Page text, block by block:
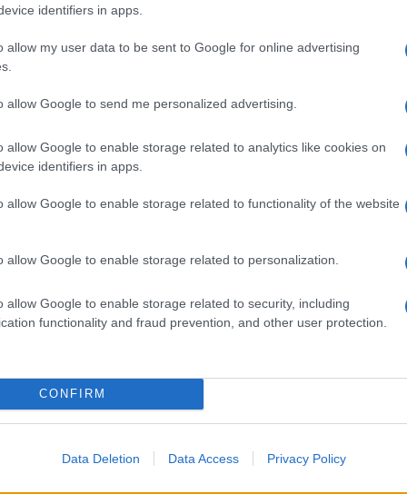
identifiers in apps.
allow my user data to be sent to Google for online advertising
allow Google to send me personalized advertising.
allow Google to enable storage related to analytics like cookies on
identifiers in apps.
allow Google to enable storage related to functionality of the website
allow Google to enable storage related to personalization.
allow Google to enable storage related to security, including
functionality and fraud prevention, and other user protection.
CONFIRM
Data Deletion Data Access Privacy Policy
μισθωτή εργαζόμενη στον ιδιωτικό τομέα με μεικτό
λοχείας, ο e-ΕΦΚΑ υποχρεούται να καταβάλει 920
ίδιο παράδειγμα, ο εργοδότης πρέπει να καταβάλει
Το επίδομα μητρότητας είναι αφορολόγητο και
του εντύπου Ε1.
πληρωμές του Ιουνίου 2026
Ιούνιο θα πραγματοποιηθούν δύο ακόμη πληρωμές